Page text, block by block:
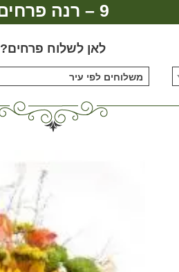
9 – רנה פרחים
לאן לשלוח פרחים?
משלוחים לפי עיר